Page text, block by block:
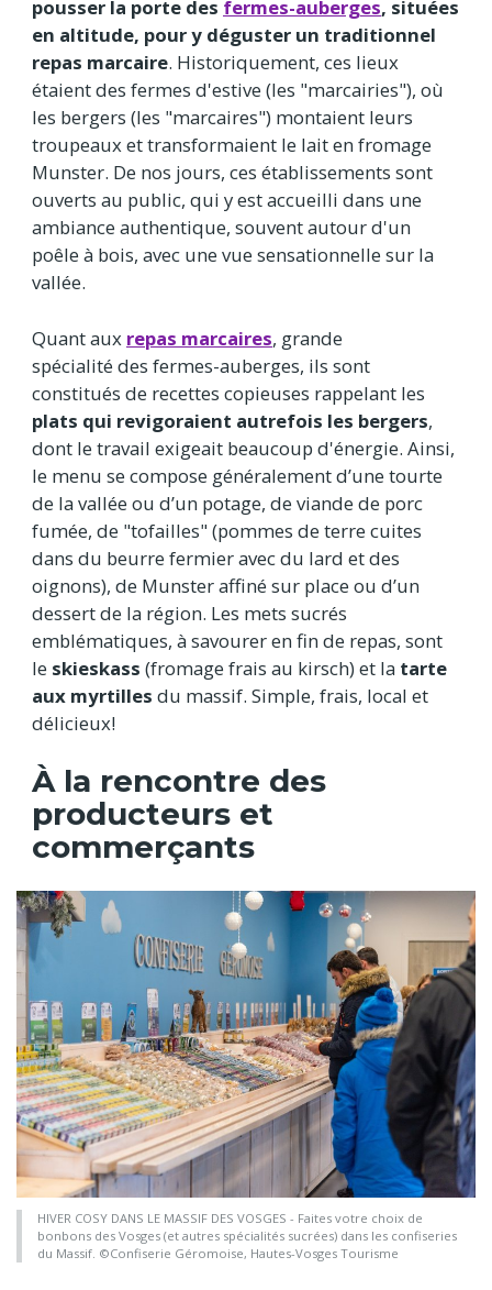
pousser la porte des fermes-auberges, situées
en altitude, pour y déguster un traditionnel
repas marcaire. Historiquement, ces lieux
étaient des fermes d'estive (les "marcairies"), où
les bergers (les "marcaires") montaient leurs
troupeaux et transformaient le lait en fromage
Munster. De nos jours, ces établissements sont
ouverts au public, qui y est accueilli dans une
ambiance authentique, souvent autour d'un
poêle à bois, avec une vue sensationnelle sur la
vallée.
Quant aux repas marcaires, grande
spécialité des fermes-auberges, ils sont
constitués de recettes copieuses rappelant les
plats qui revigoraient autrefois les bergers,
dont le travail exigeait beaucoup d'énergie. Ainsi,
le menu se compose généralement d’une tourte
de la vallée ou d’un potage, de viande de porc
fumée, de "tofailles" (pommes de terre cuites
dans du beurre fermier avec du lard et des
oignons), de Munster affiné sur place ou d’un
dessert de la région. Les mets sucrés
emblématiques, à savourer en fin de repas, sont
le skieskass (fromage frais au kirsch) et la tarte
aux myrtilles du massif. Simple, frais, local et
délicieux!
À la rencontre des
producteurs et
commerçants
HIVER COSY DANS LE MASSIF DES VOSGES - Faites votre choix de
bonbons des Vosges (et autres spécialités sucrées) dans les confiseries
du Massif. ©Confiserie Géromoise, Hautes-Vosges Tourisme